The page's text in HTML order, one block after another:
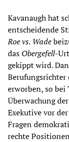
Kavanaugh hat
entscheidende
Roe vs. Wade
das Obergefell-
gekippt wird.
Berufungsrichter
erworben, so
Überwachung
Exekutive vor
Fragen
rechte